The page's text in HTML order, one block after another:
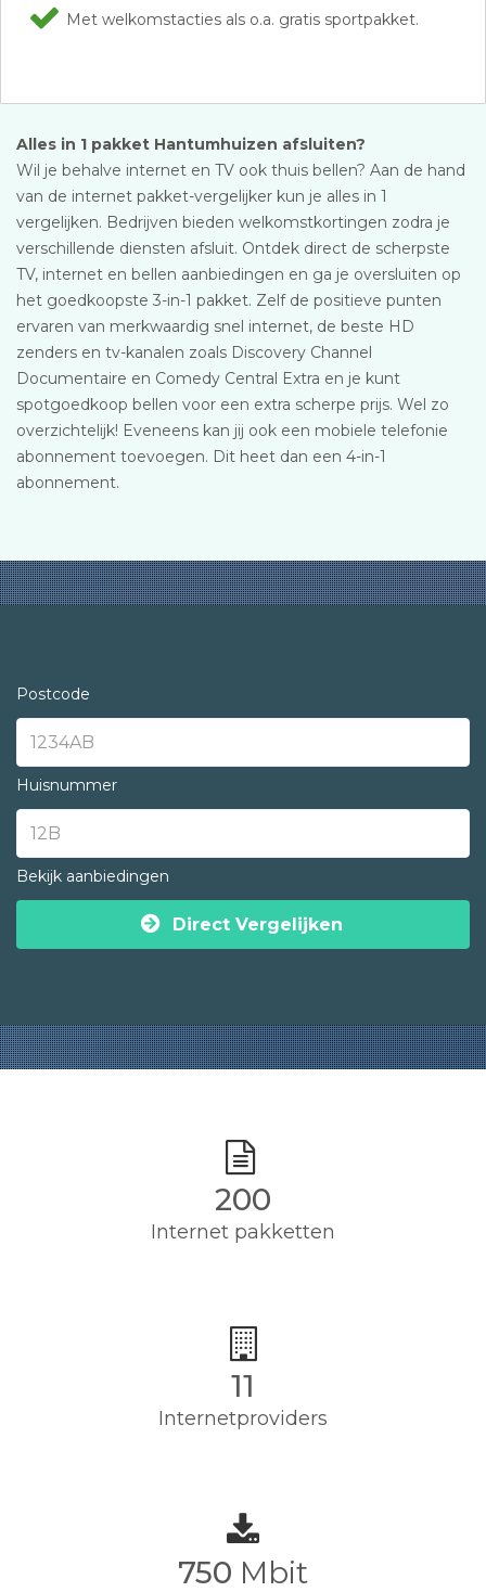
Met welkomstacties als o.a. gratis sportpakket.
Alles in 1 pakket Hantumhuizen afsluiten?
Wil je behalve internet en TV ook thuis bellen? Aan de hand
van de internet pakket-vergelijker kun je alles in 1
vergelijken. Bedrijven bieden welkomstkortingen zodra je
verschillende diensten afsluit. Ontdek direct de scherpste
TV, internet en bellen aanbiedingen en ga je oversluiten op
het goedkoopste 3-in-1 pakket. Zelf de positieve punten
ervaren van merkwaardig snel internet, de beste HD
zenders en tv-kanalen zoals Discovery Channel
Documentaire en Comedy Central Extra en je kunt
spotgoedkoop bellen voor een extra scherpe prijs. Wel zo
overzichtelijk! Eveneens kan jij ook een mobiele telefonie
abonnement toevoegen. Dit heet dan een 4-in-1
abonnement.
Postcode
Huisnummer
Bekijk aanbiedingen
Direct Vergelijken
200
Internet pakketten
11
Internetproviders
750 Mbit